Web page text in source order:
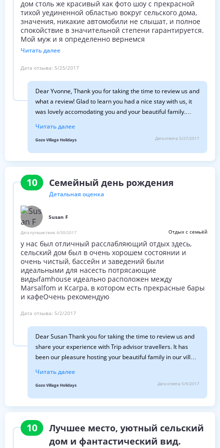
дом столь же красивый как фото шоу с прекрасной
тихой уединенной областью вокруг сельского дома,
значения, никакие автомобили не слышат, и полное
спокойствие в значительной степени гарантируется.
Мой муж и я определенно вернемся
Читать далее
Дата отзыва: 5/25/2017
Dear Yvonne, Thank you for taking the time to review us and
what a review! Glad to learn you had a nice stay with us, it
was lovely accomodating you and your beautiful family.
Greetings from Gozo:)
Читать далее
Gozo Village Holidays Дата ответа:5/27/2017
10 Семейный день рождения
Детальная оценка
Susan F
Дата путешествия:4/30/2017 Отдых с семьёй
у нас был отличный расслабляющий отдых здесь,
сельский дом был в очень хорошем состоянии и
очень чистый, бассейн и заведений были
идеальными для насесть потрясающие
видыfamhouse идеально расположен между
Marsalfom и Ксагра, в котором есть прекрасные бары
и кафеОчень рекомендую
Дата отзыва: 5/2/2017
Dear Susan Thank you for taking the time to review us and
share your experience with Trip advisor travellers. It has
been our pleasure hosting your beautiful family in our villa.
Greetings from Gozo Doris
Читать далее
Gozo Village Holidays Дата ответа:5/9/2017
10
Лучшее место, уютный сельский
дом и фантастический вид.